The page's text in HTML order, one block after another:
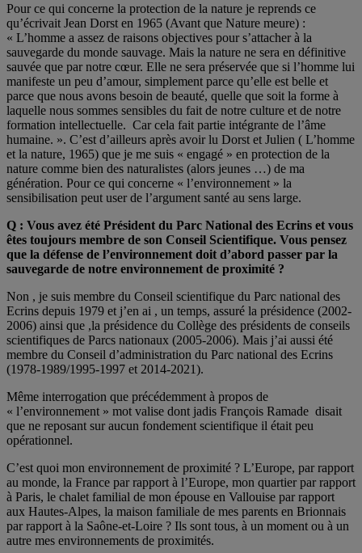
Pour ce qui concerne la protection de la nature je reprends ce
qu’écrivait Jean Dorst en 1965 (Avant que Nature meure) :
« L’homme a assez de raisons objectives pour s’attacher à la
sauvegarde du monde sauvage. Mais la nature ne sera en définitive
sauvée que par notre cœur. Elle ne sera préservée que si l’homme lui
manifeste un peu d’amour, simplement parce qu’elle est belle et
parce que nous avons besoin de beauté, quelle que soit la forme à
laquelle nous sommes sensibles du fait de notre culture et de notre
formation intellectuelle. Car cela fait partie intégrante de l’âme
humaine. ». C’est d’ailleurs après avoir lu Dorst et Julien ( L’homme
et la nature, 1965) que je me suis « engagé » en protection de la
nature comme bien des naturalistes (alors jeunes …) de ma
génération. Pour ce qui concerne « l’environnement » la
sensibilisation peut user de l’argument santé au sens large.
Q : Vous avez été Président du Parc National des Ecrins et vous
êtes toujours membre de son Conseil Scientifique. Vous pensez
que la défense de l’environnement doit d’abord passer par la
sauvegarde de notre environnement de proximité ?
Non , je suis membre du Conseil scientifique du Parc national des
Ecrins depuis 1979 et j’en ai , un temps, assuré la présidence (2002-
2006) ainsi que ,la présidence du Collège des présidents de conseils
scientifiques de Parcs nationaux (2005-2006). Mais j’ai aussi été
membre du Conseil d’administration du Parc national des Ecrins
(1978-1989/1995-1997 et 2014-2021).
Même interrogation que précédemment à propos de
« l’environnement » mot valise dont jadis François Ramade disait
que ne reposant sur aucun fondement scientifique il était peu
opérationnel.
C’est quoi mon environnement de proximité ? L’Europe, par rapport
au monde, la France par rapport à l’Europe, mon quartier par rapport
à Paris, le chalet familial de mon épouse en Vallouise par rapport
aux Hautes-Alpes, la maison familiale de mes parents en Brionnais
par rapport à la Saône-et-Loire ? Ils sont tous, à un moment ou à un
autre mes environnements de proximités.